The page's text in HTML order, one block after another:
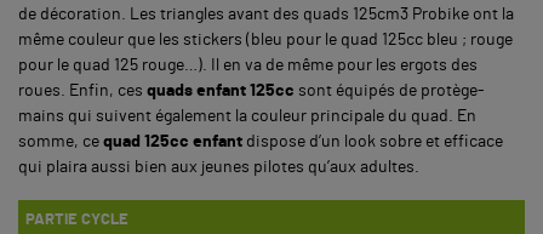
de décoration. Les triangles avant des quads 125cm3 Probike ont la
même couleur que les stickers (bleu pour le quad 125cc bleu ; rouge
pour le quad 125 rouge…). Il en va de même pour les ergots des
roues. Enfin, ces quads enfant 125cc sont équipés de protège-
mains qui suivent également la couleur principale du quad. En
somme, ce quad 125cc enfant dispose d’un look sobre et efficace
qui plaira aussi bien aux jeunes pilotes qu’aux adultes.
PARTIE CYCLE